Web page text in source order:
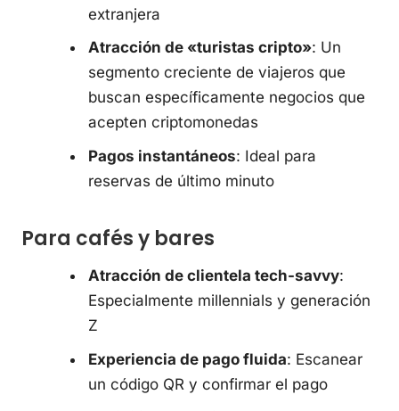
extranjera
Atracción de «turistas cripto»: Un
segmento creciente de viajeros que
buscan específicamente negocios que
acepten criptomonedas
Pagos instantáneos: Ideal para
reservas de último minuto
Para cafés y bares
Atracción de clientela tech-savvy:
Especialmente millennials y generación
Z
Experiencia de pago fluida: Escanear
un código QR y confirmar el pago